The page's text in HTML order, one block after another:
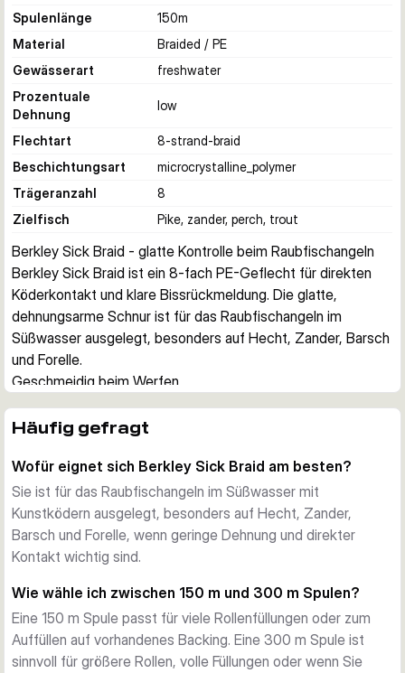
Spulenlänge
150m
Material
Braided / PE
Gewässerart
freshwater
Prozentuale
Dehnung
low
Flechtart
8-strand-braid
Beschichtungsart
microcrystalline_polymer
Trägeranzahl
8
Zielfisch
Pike, zander, perch, trout
Berkley Sick Braid - glatte Kontrolle beim Raubfischangeln
Berkley Sick Braid ist ein 8-fach PE-Geflecht für direkten
Köderkontakt und klare Bissrückmeldung. Die glatte,
dehnungsarme Schnur ist für das Raubfischangeln im
Süßwasser ausgelegt, besonders auf Hecht, Zander, Barsch
und Forelle.
Geschmeidig beim Werfen
die Schnur sauber durch die Ringe laufen und unterstützt
Abriebfestigkeit an Kanten und Struktur.
Direkte Rückmeldung und sichere Knoten
Die geringe Dehnung erleichtert es, Köderlauf, leichte
Anfasser und Grundkontakt besser zu spüren. Dazu kommt
eine hohe Knotenfestigkeit, die bei modernen
So wählen Sie die passende Variante
Die Serie umfasst 150 m und 300 m Spulen, mehrere
Durchmesser und Tragkräfte sowie die Farben Red, Moss
Green und Flame Green. Wählen Sie einen dünneren
Häufig gefragt
Wofür eignet sich Berkley Sick Braid am besten?
Sie ist für das Raubfischangeln im Süßwasser mit
Kunstködern ausgelegt, besonders auf Hecht, Zander,
Barsch und Forelle, wenn geringe Dehnung und direkter
Kontakt wichtig sind.
Wie wähle ich zwischen 150 m und 300 m Spulen?
Eine 150 m Spule passt für viele Rollenfüllungen oder zum
Auffüllen auf vorhandenes Backing. Eine 300 m Spule ist
sinnvoll für größere Rollen, volle Füllungen oder wenn Sie